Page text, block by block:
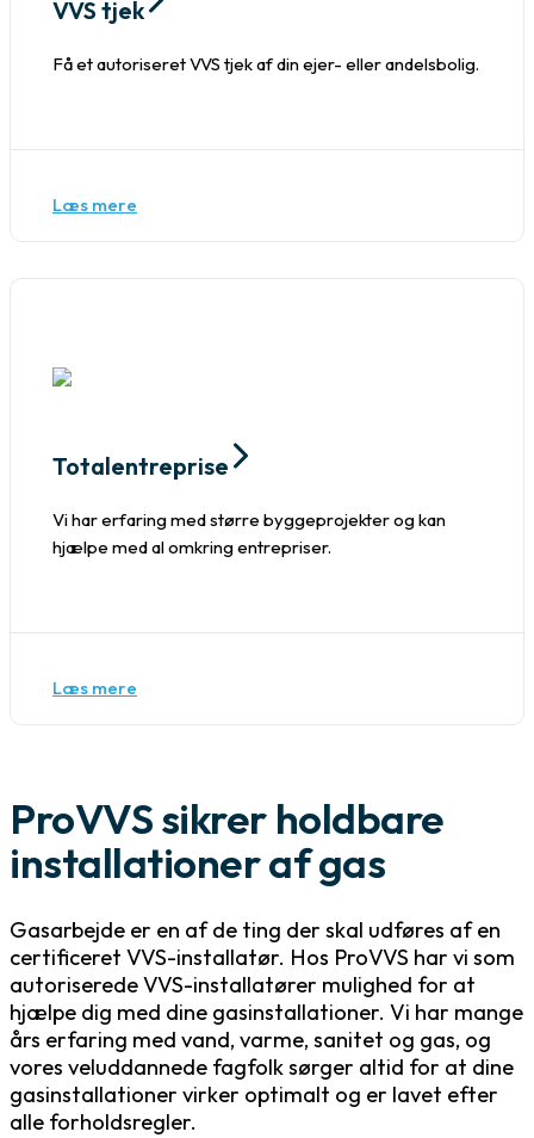
VVS tjek
Få et autoriseret VVS tjek af din ejer- eller andelsbolig.
Læs mere
Totalentreprise
Vi har erfaring med større byggeprojekter og kan
hjælpe med al omkring entrepriser.
Læs mere
ProVVS sikrer holdbare
installationer af gas
Gasarbejde er en af de ting der skal udføres af en
certificeret VVS-installatør. Hos ProVVS har vi som
autoriserede VVS-installatører mulighed for at
hjælpe dig med dine gasinstallationer. Vi har mange
års erfaring med vand, varme, sanitet og gas, og
vores veluddannede fagfolk sørger altid for at dine
gasinstallationer virker optimalt og er lavet efter
alle forholdsregler.